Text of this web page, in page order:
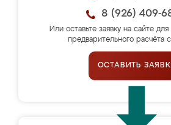
8 (926) 409-
Или оставьте заявку на сайте для
предварительного расчёта
ОСТАВИТЬ